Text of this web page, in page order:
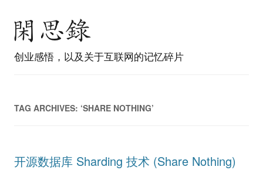
创业感悟，以及关于互联网的记忆碎片
TAG ARCHIVES: ‘SHARE NOTHING’
开源数据库 Sharding 技术 (Share Nothing)